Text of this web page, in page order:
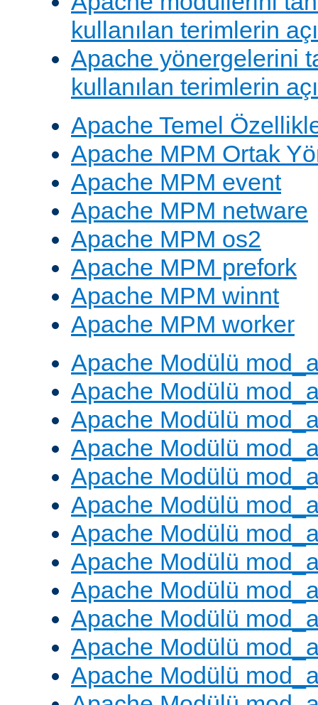
kullanılan terimlerin
Apache yönergelerini
kullanılan terimlerin
Apache Temel
Apache MPM Ortak
Apache MPM event
Apache MPM netware
Apache MPM os2
Apache MPM prefork
Apache MPM winnt
Apache MPM worker
Apache Modülü
Apache Modülü
Apache Modülü
Apache Modülü
Apache Modülü
Apache Modülü
Apache Modülü
Apache Modülü
Apache Modülü
Apache Modülü
Apache Modülü
Apache Modülü